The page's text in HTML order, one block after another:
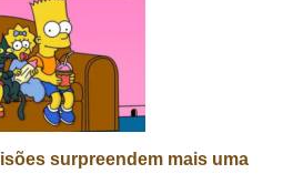
surpreendem mais uma